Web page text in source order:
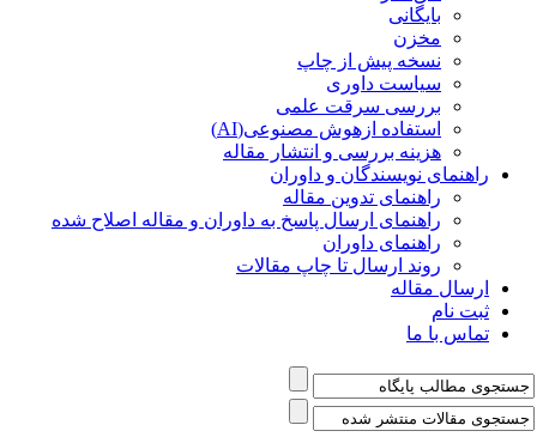
بایگانی
مخزن
نسخه پیش از چاپ
سیاست داوری
بررسی سرقت علمی
استفاده ازهوش مصنوعی(AI)
هزینه بررسی و انتشار مقاله
راهنمای نویسندگان و داوران
راهنمای تدوین مقاله
راهنمای ارسال پاسخ به داوران و مقاله اصلاح شده
راهنمای داوران
روند ارسال تا چاپ مقالات
ارسال مقاله
ثبت نام
تماس با ما